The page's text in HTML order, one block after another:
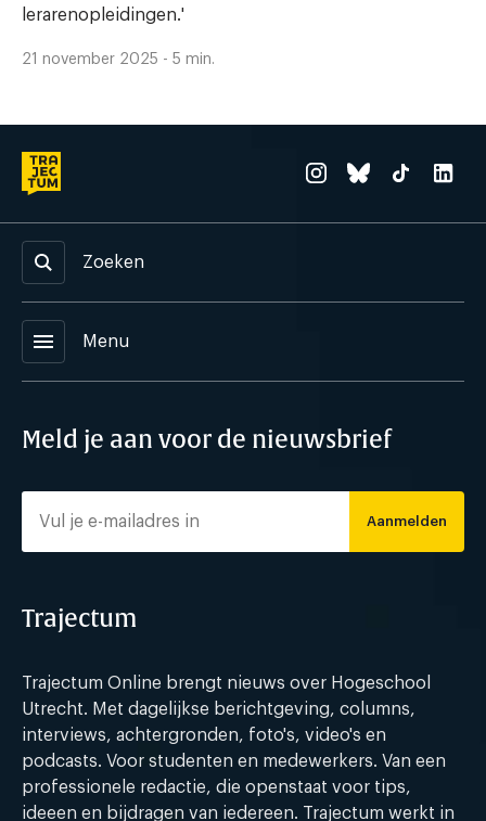
lerarenopleidingen.'
21 november 2025 - 5 min.
Zoeken
menu Menu
Meld je aan voor de nieuwsbrief
Aanmelden
Trajectum
Trajectum Online brengt nieuws over Hogeschool
Utrecht. Met dagelijkse berichtgeving, columns,
interviews, achtergronden, foto's, video's en
podcasts. Voor studenten en medewerkers. Van een
professionele redactie, die openstaat voor tips,
ideeen en bijdragen van iedereen. Trajectum werkt in